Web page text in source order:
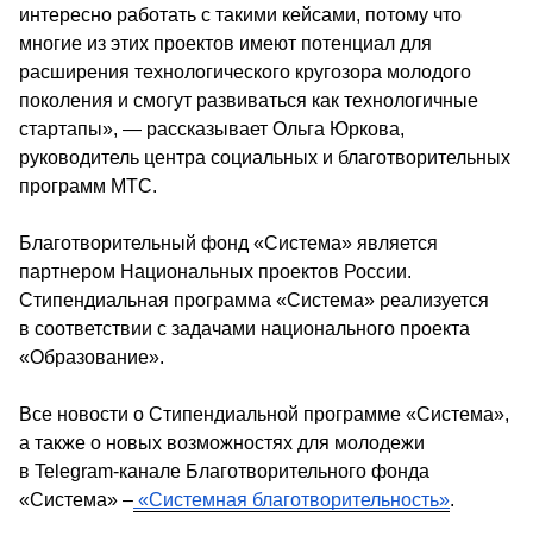
интересно работать с такими кейсами, потому что
многие из этих проектов имеют потенциал для
расширения технологического кругозора молодого
поколения и смогут развиваться как технологичные
стартапы», — рассказывает Ольга Юркова,
руководитель центра социальных и благотворительных
программ МТС.
Благотворительный фонд «Система» является
партнером Национальных проектов России.
Стипендиальная программа «Система» реализуется
в соответствии с задачами национального проекта
«Образование».
Все новости о Стипендиальной программе «Система»,
а также о новых возможностях для молодежи
в Telegram-канале Благотворительного фонда
«Система» – «Системная благотворительность».